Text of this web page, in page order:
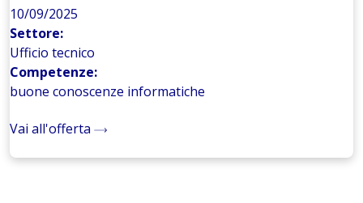
10/09/2025
Settore:
Ufficio tecnico
Competenze:
buone conoscenze informatiche
Vai all'offerta